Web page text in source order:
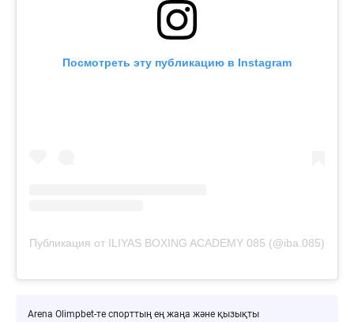
Посмотреть эту публикацию в Instagram
Публикация от ILIYAS BOXING ACADEMY 085 (@iba.085)
Arena Olimpbet-те спорттың ең жаңа және қызықты